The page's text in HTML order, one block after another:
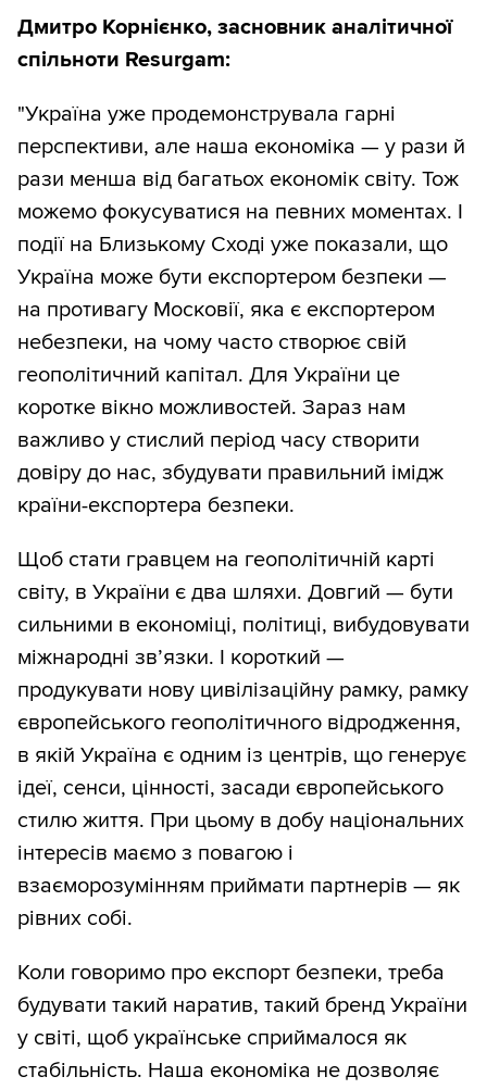
Дмитро Корнієнко, засновник аналітичної
спільноти Resurgam:
"Україна уже продемонструвала гарні
перспективи, але наша економіка — у рази й
рази менша від багатьох економік світу. Тож
можемо фокусуватися на певних моментах. І
події на Близькому Сході уже показали, що
Україна може бути експортером безпеки —
на противагу Московії, яка є експортером
небезпеки, на чому часто створює свій
геополітичний капітал. Для України це
коротке вікно можливостей. Зараз нам
важливо у стислий період часу створити
довіру до нас, збудувати правильний імідж
країни-експортера безпеки.
Щоб стати гравцем на геополітичній карті
світу, в України є два шляхи. Довгий — бути
сильними в економіці, політиці, вибудовувати
міжнародні зв’язки. І короткий —
продукувати нову цивілізаційну рамку, рамку
європейського геополітичного відродження,
в якій Україна є одним із центрів, що генерує
ідеї, сенси, цінності, засади європейського
стилю життя. При цьому в добу національних
інтересів маємо з повагою і
взаєморозумінням приймати партнерів — як
рівних собі.
Коли говоримо про експорт безпеки, треба
будувати такий наратив, такий бренд України
у світі, щоб українське сприймалося як
стабільність. Наша економіка не дозволяє